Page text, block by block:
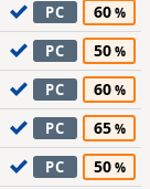
PC 60
PC 50
PC 60
PC 65
PC 50